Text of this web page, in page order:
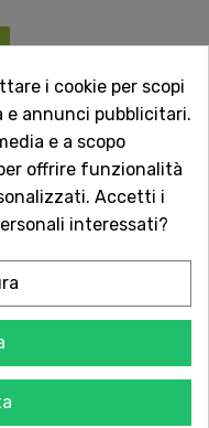
e leggi le oltre
clienti.
in 5 giorni
con te
chiama per
i cookie per scopi
e annunci pubblicitari.
e a scopo
offrire funzionalità
Accetti i
interessati?